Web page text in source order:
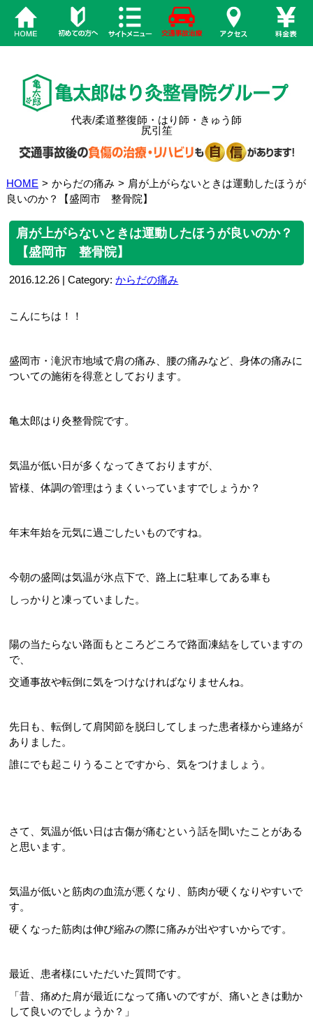
代表/柔道整復師・はり師・きゅう師
尻引笙
HOME > からだの痛み > 肩が上がらないときは運動したほうが
良いのか？【盛岡市 整骨院】
肩が上がらないときは運動したほうが良いのか？
【盛岡市 整骨院】
2016.12.26 | Category:からだの痛み
こんにちは！！
盛岡市・滝沢市地域で肩の痛み、腰の痛みなど、身体の痛みに
ついての施術を得意としております。
亀太郎はり灸整骨院です。
気温が低い日が多くなってきておりますが、
皆様、体調の管理はうまくいっていますでしょうか？
年末年始を元気に過ごしたいものですね。
今朝の盛岡は気温が氷点下で、路上に駐車してある車も
しっかりと凍っていました。
陽の当たらない路面もところどころで路面凍結をしていますの
で、
交通事故や転倒に気をつけなければなりませんね。
先日も、転倒して肩関節を脱臼してしまった患者様から連絡が
ありました。
誰にでも起こりうることですから、気をつけましょう。
さて、気温が低い日は古傷が痛むという話を聞いたことがある
と思います。
気温が低いと筋肉の血流が悪くなり、筋肉が硬くなりやすいで
す。
硬くなった筋肉は伸び縮みの際に痛みが出やすいからです。
最近、患者様にいただいた質問です。
「昔、痛めた肩が最近になって痛いのですが、痛いときは動か
して良いのでしょうか？」